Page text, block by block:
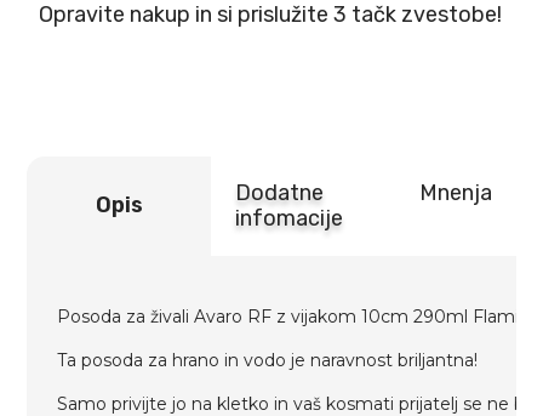
vijakom
Opravite nakup in si prislužite 3 tačk zvestobe!
Opis
Dodatne
infomacije
Mnenja
Posoda za živali Avaro RF z vijakom 10cm 290ml
Ta posoda za hrano in vodo je naravnost briljantna!
Samo privijte jo na kletko in vaš kosmati prijatelj se ne bo